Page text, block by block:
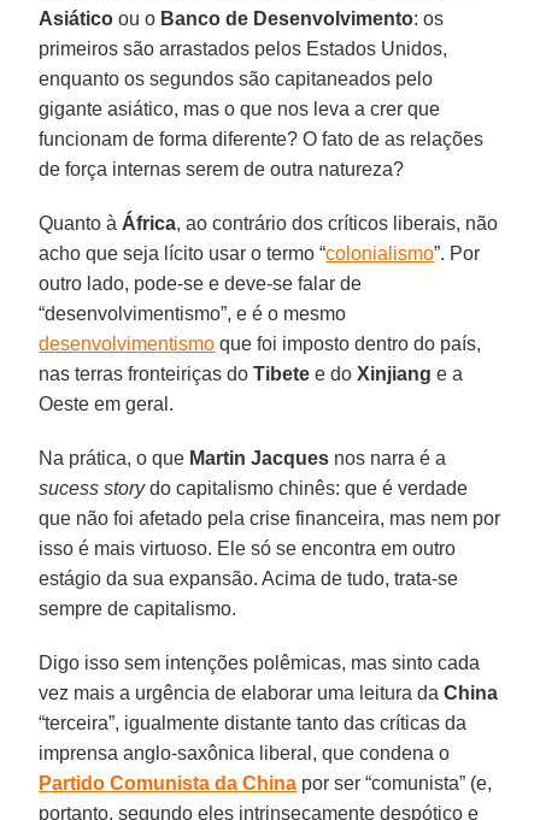
Asiático ou o Banco de Desenvolvimento: os
primeiros são arrastados pelos Estados Unidos,
enquanto os segundos são capitaneados pelo
gigante asiático, mas o que nos leva a crer que
funcionam de forma diferente? O fato de as relações
de força internas serem de outra natureza?
Quanto à África, ao contrário dos críticos liberais, não
acho que seja lícito usar o termo “colonialismo”. Por
outro lado, pode-se e deve-se falar de
“desenvolvimentismo”, e é o mesmo
desenvolvimentismo que foi imposto dentro do país,
nas terras fronteiriças doTibete e doXinjiang e a
Oeste em geral.
Na prática, o que Martin Jacques nos narra é a
sucess storydo capitalismo chinês: que é verdade
que não foi afetado pela crise financeira, mas nem por
isso é mais virtuoso. Ele só se encontra em outro
estágio da sua expansão. Acima de tudo, trata-se
sempre de capitalismo.
Digo isso sem intenções polêmicas, mas sinto cada
vez mais a urgência de elaborar uma leitura daChina
“terceira”, igualmente distante tanto das críticas da
imprensa anglo-saxônica liberal, que condena o
Partido Comunista da China por ser “comunista” (e,
portanto, segundo eles intrinsecamente despótico e